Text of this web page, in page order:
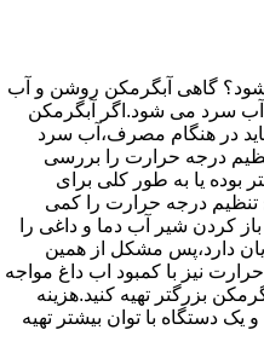
گاهی آبگرمکن روشن و آب
سرد می شود.اگر آبگرمکن
نباید در هنگام مصرف،آب سرد
درجه حرارت را بررسی
بوده یا به طور کلی برای
تنظیم درجه حرارت را کمی
کردن شیر آب دما و داغی را
دارد،پس مشکل از همین
نیز با کمبود اب داغ مواجه
بزرگتر تهیه کنید.هزینه
دستگاه با توان بیشتر تهیه